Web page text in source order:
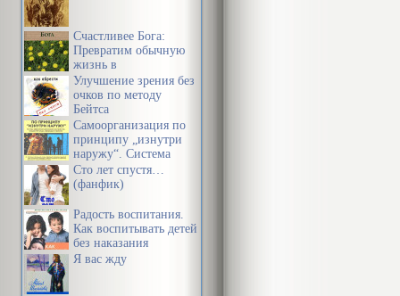
Счастливее Бога:
Превратим обычную
жизнь в
необыкновенное
приключение
Улучшение зрения без
очков по методу
Бейтса
Самоорганизация по
принципу „изнутри
наружу“. Система
эффективной
организации
предметной среды,
информации и
времени
Сто лет спустя…
(фанфик)
Радость воспитания.
Как воспитывать детей
без наказания
Я вас жду